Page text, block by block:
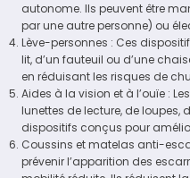
autonome. Ils peuvent être
par une autre personne) ou
Lève-personnes : Ces
lit, d’un fauteuil ou d’une
en réduisant les risques de
Aides à la vision et à l’ouïe :
lunettes de lecture, de loupes,
dispositifs conçus pour
Coussins et matelas anti-
prévenir l’apparition des